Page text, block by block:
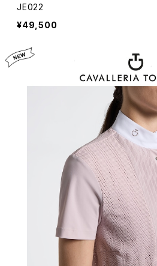
JE022
¥49,500